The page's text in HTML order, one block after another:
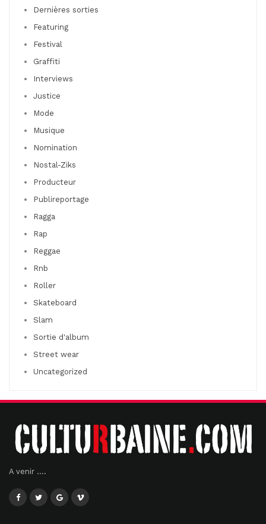
Dernières sorties
Featuring
Festival
Graffiti
Interviews
Justice
Mode
Musique
Nomination
Nostal-Ziks
Producteur
Publireportage
Ragga
Rap
Reggae
Rnb
Roller
Skateboard
Slam
Sortie d'album
Street wear
Uncategorized
A venir ....